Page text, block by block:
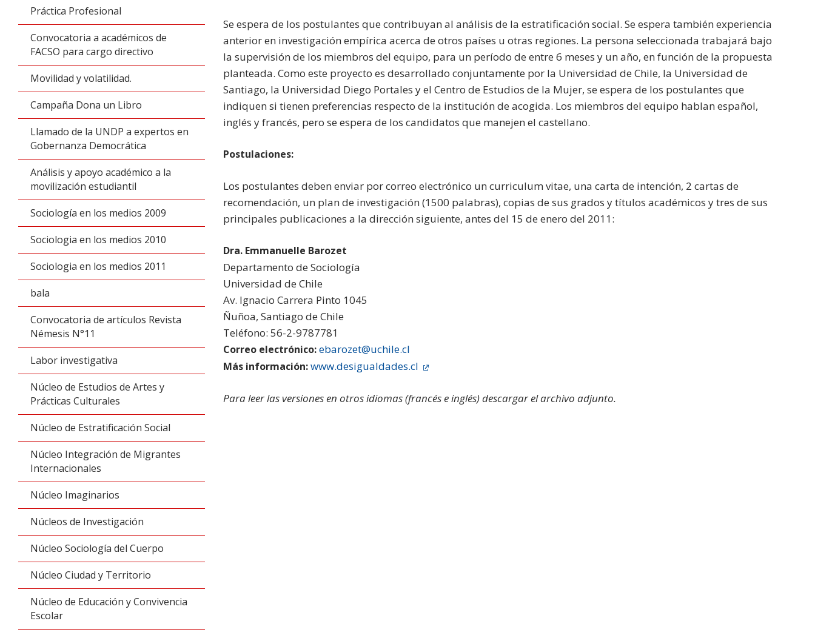
Práctica Profesional
Convocatoria a académicos de
FACSO para cargo directivo
Movilidad y volatilidad.
Campaña Dona un Libro
Llamado de la UNDP a expertos en
Gobernanza Democrática
Análisis y apoyo académico a la
movilización estudiantil
Sociología en los medios 2009
Sociologia en los medios 2010
Sociologia en los medios 2011
bala
Convocatoria de artículos Revista
Némesis N°11
Labor investigativa
Núcleo de Estudios de Artes y
Prácticas Culturales
Núcleo de Estratificación Social
Núcleo Integración de Migrantes
Internacionales
Núcleo Imaginarios
Núcleos de Investigación
Núcleo Sociología del Cuerpo
Núcleo Ciudad y Territorio
Núcleo de Educación y Convivencia
Escolar
Se espera de los postulantes que contribuyan al análisis de la estratificación social. Se espera también experiencia
anterior en investigación empírica acerca de otros países u otras regiones. La persona seleccionada trabajará bajo
la supervisión de los miembros del equipo, para un período de entre 6 meses y un año, en función de la propuesta
planteada. Como este proyecto es desarrollado conjuntamente por la Universidad de Chile, la Universidad de
Santiago, la Universidad Diego Portales y el Centro de Estudios de la Mujer, se espera de los postulantes que
indiquen si tienen preferencias respecto de la institución de acogida. Los miembros del equipo hablan español,
inglés y francés, pero se espera de los candidatos que manejen el castellano.
Postulaciones:
Los postulantes deben enviar por correo electrónico un curriculum vitae, una carta de intención, 2 cartas de
recomendación, un plan de investigación (1500 palabras), copias de sus grados y títulos académicos y tres de sus
principales publicaciones a la dirección siguiente, antes del 15 de enero del 2011:
Dra. Emmanuelle Barozet
Departamento de Sociología
Universidad de Chile
Av. Ignacio Carrera Pinto 1045
Ñuñoa, Santiago de Chile
Teléfono: 56-2-9787781
Correo electrónico:ebarozet@uchile.cl
Más información:www.desigualdades.cl
Para leer las versiones en otros idiomas (francés e inglés) descargar el archivo adjunto.